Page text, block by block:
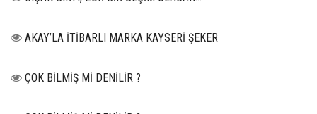
AKAY’LA İTİBARLI MARKA KAYSERİ ŞEKER
ÇOK BİLMİŞ Mİ DENİLİR ?